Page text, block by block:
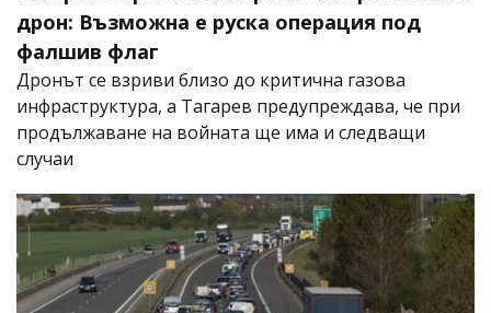
дрон: Възможна е руска операция под
фалшив флаг
Дронът се взриви близо до критична газова
инфраструктура, а Тагарев предупреждава, че при
продължаване на войната ще има и следващи
случаи